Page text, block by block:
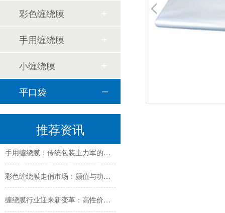
彩色缠绕膜
手用缠绕膜
小缠绕膜
平口袋
推荐资讯
缠绕膜技术创新与行业应用新趋势深度解析